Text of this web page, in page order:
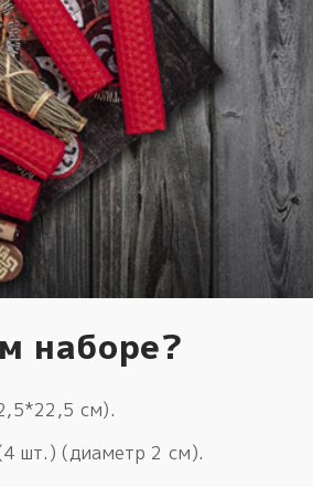
наборе?
см).
шт.) (диаметр 2 см).